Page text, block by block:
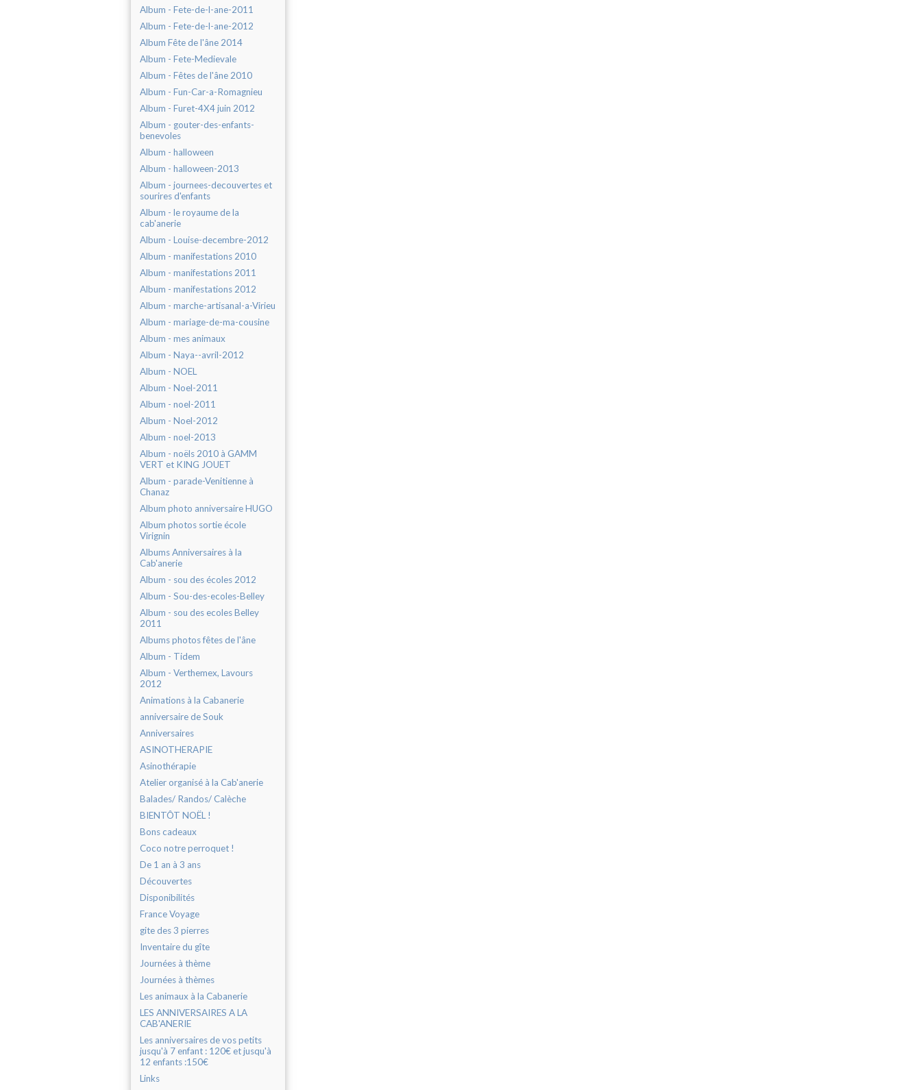
Album - Fete-de-l-ane-2011
Album - Fete-de-l-ane-2012
Album Fête de l'âne 2014
Album - Fete-Medievale
Album - Fêtes de l'âne 2010
Album - Fun-Car-a-Romagnieu
Album - Furet-4X4 juin 2012
Album - gouter-des-enfants-
benevoles
Album - halloween
Album - halloween-2013
Album - journees-decouvertes et
sourires d'enfants
Album - le royaume de la
cab'anerie
Album - Louise-decembre-2012
Album - manifestations 2010
Album - manifestations 2011
Album - manifestations 2012
Album - marche-artisanal-a-Virieu
Album - mariage-de-ma-cousine
Album - mes animaux
Album - Naya--avril-2012
Album - NOEL
Album - Noel-2011
Album - noel-2011
Album - Noel-2012
Album - noel-2013
Album - noëls 2010 à GAMM
VERT et KING JOUET
Album - parade-Venitienne à
Chanaz
Album photo anniversaire HUGO
Album photos sortie école
Virignin
Albums Anniversaires à la
Cab'anerie
Album - sou des écoles 2012
Album - Sou-des-ecoles-Belley
Album - sou des ecoles Belley
2011
Albums photos fêtes de l'âne
Album - Tidem
Album - Verthemex, Lavours
2012
Animations à la Cabanerie
anniversaire de Souk
Anniversaires
ASINOTHERAPIE
Asinothérapie
Atelier organisé à la Cab'anerie
Balades/ Randos/ Calèche
BIENTÔT NOËL !
Bons cadeaux
Coco notre perroquet !
De 1 an à 3 ans
Découvertes
Disponibilités
France Voyage
gite des 3 pierres
Inventaire du gîte
Journées à thème
Journées à thèmes
Les animaux à la Cabanerie
LES ANNIVERSAIRES A LA
CAB'ANERIE
Les anniversaires de vos petits
jusqu'à 7 enfant : 120€ et jusqu'à
12 enfants :150€
Links